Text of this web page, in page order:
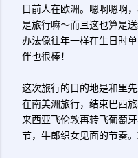
目前人在欧洲。嗯啊嗯啊
是旅行嘛～而且这也算是
办法像往年一样在生日时
伴也很棒！
这次旅行的目的地是和里
在南美洲旅行，结束巴西
来西亚飞伦敦再转飞葡萄
节，牛郎织女见面的节奏